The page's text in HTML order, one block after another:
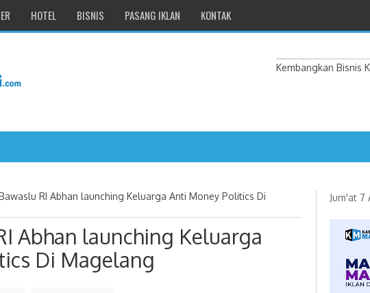
HOTEL BISNIS PASANG IKLAN KONTAK
Kembangkan Bisnis
RI Abhan launching Keluarga Anti Money Politics Di
Abhan launching Keluarga
Di Magelang
Jum'at 7